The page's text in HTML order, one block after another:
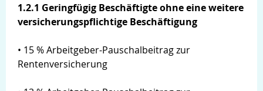
1.2.1 Geringfügig Beschäftigte ohne eine weitere
versicherungspflichtige Beschäftigung
• 15 % Arbeitgeber-Pauschalbeitrag zur
Rentenversicherung